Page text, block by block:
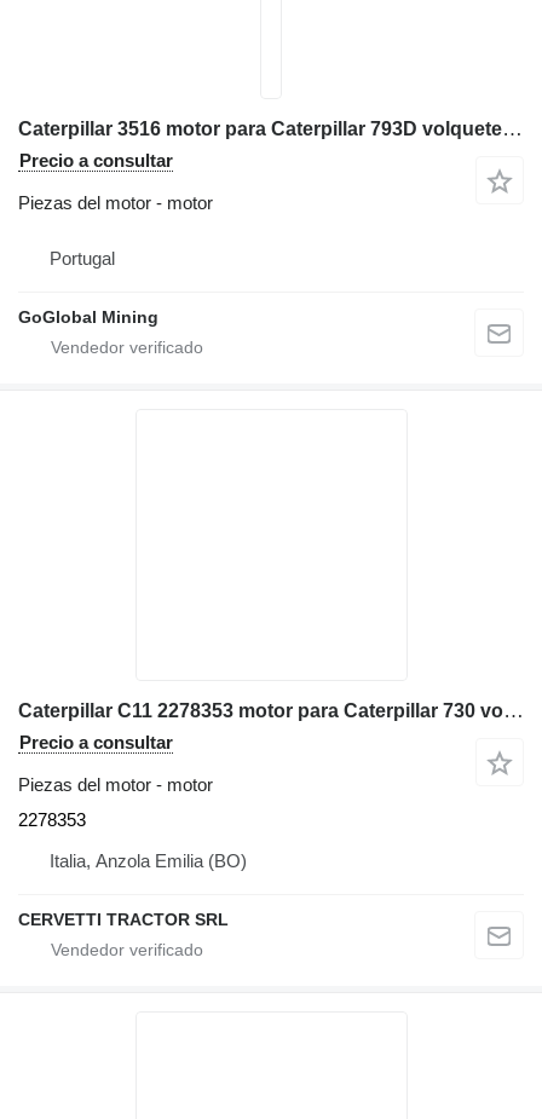
Caterpillar 3516 motor para Caterpillar 793D volquete articulado
Precio a consultar
Piezas del motor - motor
Portugal
GoGlobal Mining
Caterpillar C11 2278353 motor para Caterpillar 730 volquete articulado
Precio a consultar
Piezas del motor - motor
2278353
Italia, Anzola Emilia (BO)
CERVETTI TRACTOR SRL